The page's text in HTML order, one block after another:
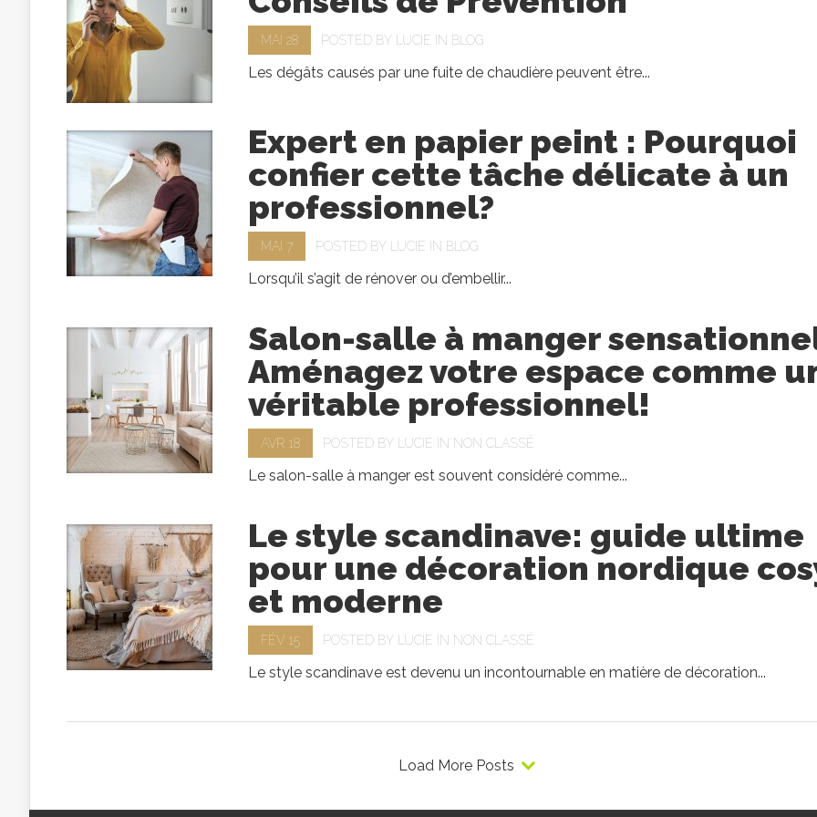
MAI 28 POSTED BY LUCIE IN BLOG
Les dégâts causés par une fuite de chaudière peuvent être...
Expert en papier peint : Pourquoi
confier cette tâche délicate à un
professionnel?
MAI 7 POSTED BY LUCIE IN BLOG
Lorsqu’il s’agit de rénover ou d’embellir...
Salon-salle à manger
Aménagez votre espace comme
véritable professionnel!
AVR 18 POSTED BY LUCIE IN NON CLASSÉ
Le salon-salle à manger est souvent considéré comme...
Le style scandinave: guide ultime
pour une décoration nordique
et moderne
FÉV 15 POSTED BY LUCIE IN NON CLASSÉ
Le style scandinave est devenu un incontournable en matière de décoration...
Load More Posts